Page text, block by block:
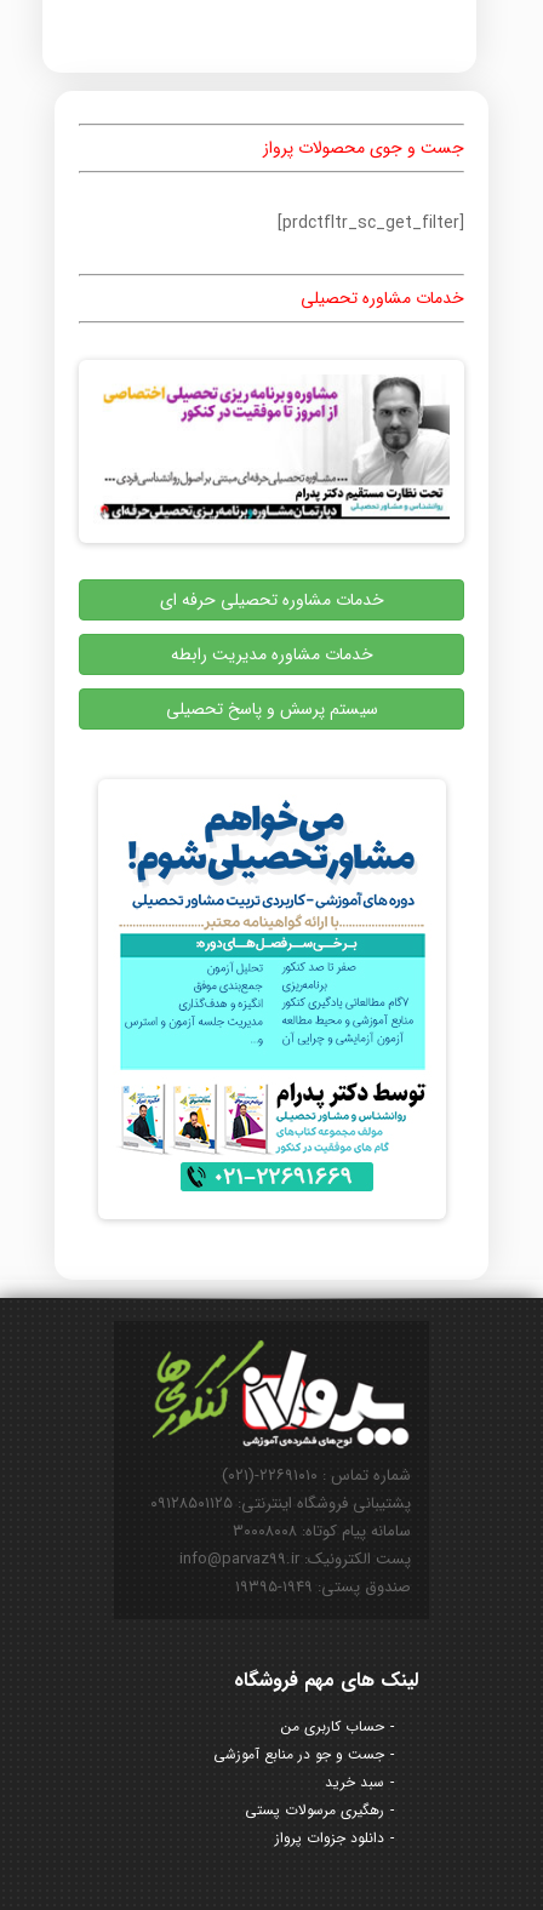
جست و جوی محصولات پرواز
[prdctfltr_sc_get_filter]
خدمات مشاوره تحصیلی
خدمات مشاوره تحصیلی حرفه ای
خدمات مشاوره مدیریت رابطه
سیستم پرسش و پاسخ تحصیلی
شماره تماس : ۲۲۶۹۱۰۱۰-(۰۲۱)
پشتیبانی فروشگاه اینترنتی: ۰۹۱۲۸۵۰۱۱۲۵
سامانه پیام کوتاه: ۳۰۰۰۸۰۰۸
پست الکترونیک: info@parvaz99.ir
صندوق پستی: ۱۹۴۹-۱۹۳۹۵
لینک های مهم فروشگاه
حساب کاربری من
جست و جو در منابع آموزشی
سبد خرید
رهگیری مرسولات پستی
دانلود جزوات پرواز